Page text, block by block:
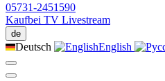
05731-2451590
Kaufbei TV Livestream
de
Deutsch English